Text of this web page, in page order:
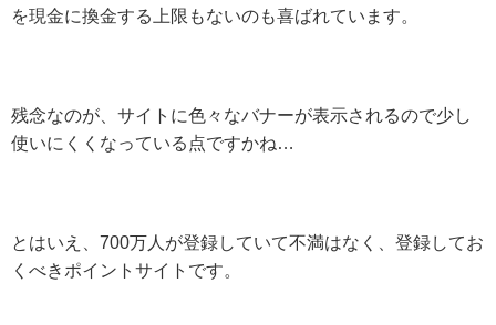
を現金に換金する上限もないのも喜ばれています。
残念なのが、サイトに色々なバナーが表示されるので少し
使いにくくなっている点ですかね…
とはいえ、700万人が登録していて不満はなく、登録してお
くべきポイントサイトです。